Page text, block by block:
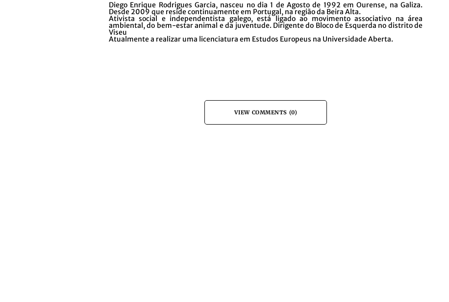
Diego Enrique Rodrigues Garcia, nasceu no dia 1 de Agosto de 1992 em Ourense, na Galiza.
Desde 2009 que reside continuamente em Portugal, na região da Beira Alta.
Ativista social e independentista galego, está ligado ao movimento associativo na área
ambiental, do bem-estar animal e da juventude. Dirigente do Bloco de Esquerda no distrito de
Viseu
Atualmente a realizar uma licenciatura em Estudos Europeus na Universidade Aberta.
VIEW COMMENTS (0)